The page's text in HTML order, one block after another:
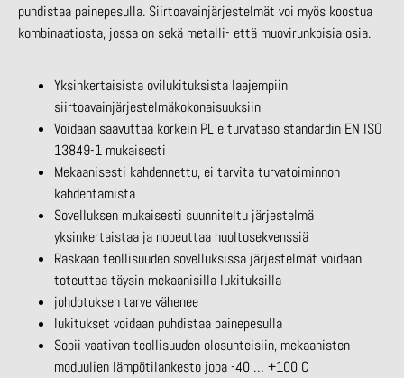
puhdistaa painepesulla. Siirtoavainjärjestelmät voi myös koostua
kombinaatiosta, jossa on sekä metalli- että muovirunkoisia osia.
Yksinkertaisista ovilukituksista laajempiin
siirtoavainjärjestelmäkokonaisuuksiin
Voidaan saavuttaa korkein PL e turvataso standardin EN ISO
13849-1 mukaisesti
Mekaanisesti kahdennettu, ei tarvita turvatoiminnon
kahdentamista
Sovelluksen mukaisesti suunniteltu järjestelmä
yksinkertaistaa ja nopeuttaa huoltosekvenssiä
Raskaan teollisuuden sovelluksissa järjestelmät voidaan
toteuttaa täysin mekaanisilla lukituksilla
johdotuksen tarve vähenee
lukitukset voidaan puhdistaa painepesulla
Sopii vaativan teollisuuden olosuhteisiin, mekaanisten
moduulien lämpötilankesto jopa -40 … +100 C